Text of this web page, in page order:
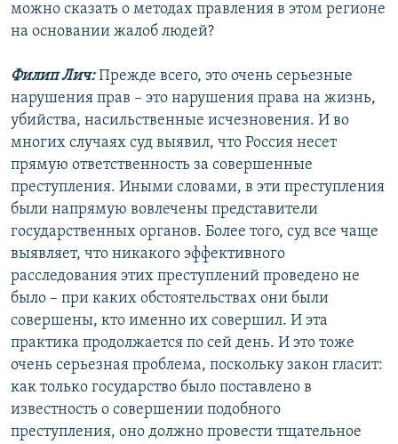
можно сказать о методах правления в этом регионе
на основании жалоб людей?
Филип Лич:Прежде всего, это очень серьезные
нарушения прав – это нарушения права на жизнь,
убийства, насильственные исчезновения. И во
многих случаях суд выявил, что Россия несет
прямую ответственность за совершенные
преступления. Иными словами, в эти преступления
были напрямую вовлечены представители
государственных органов. Более того, суд все чаще
выявляет, что никакого эффективного
расследования этих преступлений проведено не
было – при каких обстоятельствах они были
совершены, кто именно их совершил. И эта
практика продолжается по сей день. И это тоже
очень серьезная проблема, поскольку закон гласит:
как только государство было поставлено в
известность о совершении подобного
преступления, оно должно провести тщательное